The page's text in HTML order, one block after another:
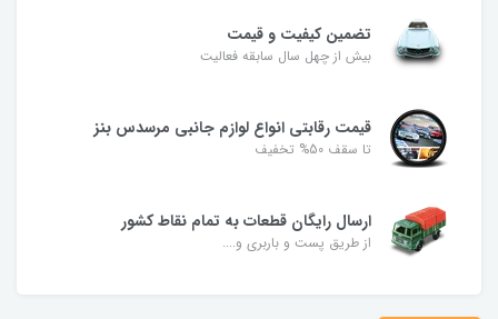
تضمین کیفیت و قیمت
بیش از چهل سال سابقه فعالیت
قیمت رقابتی انواع لوازم جانبی مرسدس بنز
تا سقف 50% تخفیف
ارسال رایگان قطعات به تمام نقاط کشور
از طریق پست و باربری و....